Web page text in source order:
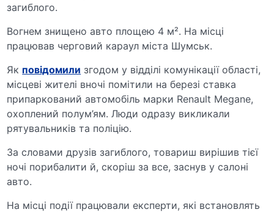
загиблого.
Вогнем знищено авто площею 4 м². На місці
працював черговий караул міста Шумськ.
Як повідомили згодом у відділі комунікації області,
місцеві жителі вночі помітили на березі ставка
припаркований автомобіль марки Renault Megane,
охоплений полум’ям. Люди одразу викликали
рятувальників та поліцію.
За словами друзів загиблого, товариш вирішив тієї
ночі порибалити й, скоріш за все, заснув у салоні
авто.
На місці події працювали експерти, які встановлять